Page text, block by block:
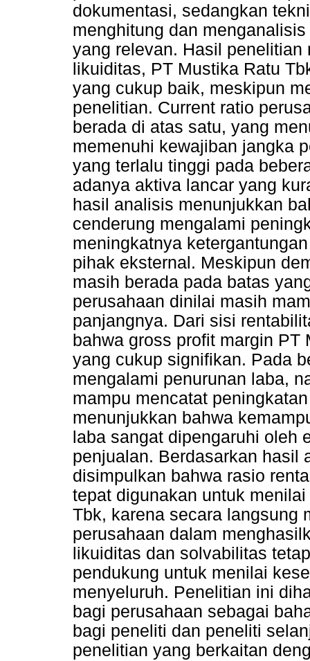
dokumentasi, sedangkan
menghitung dan
yang relevan. Hasil
likuiditas, PT Mustika Ratu
yang cukup baik, meskipun
penelitian. Current ratio
berada di atas satu, yang
memenuhi kewajiban jangka
yang terlalu tinggi pada
adanya aktiva lancar yang
hasil analisis menunjukkan
cenderung mengalami
meningkatnya
pihak eksternal. Meskipun
masih berada pada batas
perusahaan dinilai masih
panjangnya. Dari sisi
bahwa gross profit margin
yang cukup signifikan. Pada
mengalami penurunan laba,
mampu mencatat
menunjukkan bahwa
laba sangat dipengaruhi oleh
penjualan. Berdasarkan hasil
disimpulkan bahwa rasio
tepat digunakan untuk
Tbk, karena secara langsung
perusahaan dalam
likuiditas dan solvabilitas
pendukung untuk menilai
menyeluruh. Penelitian ini
bagi perusahaan sebagai
bagi peneliti dan peneliti
penelitian yang berkaitan